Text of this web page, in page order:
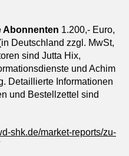
Abonnenten 1.200,- Euro,
Deutschland zzgl. MwSt,
sind Jutta Hix,
und Achim
Detaillierte Informationen
und Bestellzettel sind
shk.de/market-reports/zu-